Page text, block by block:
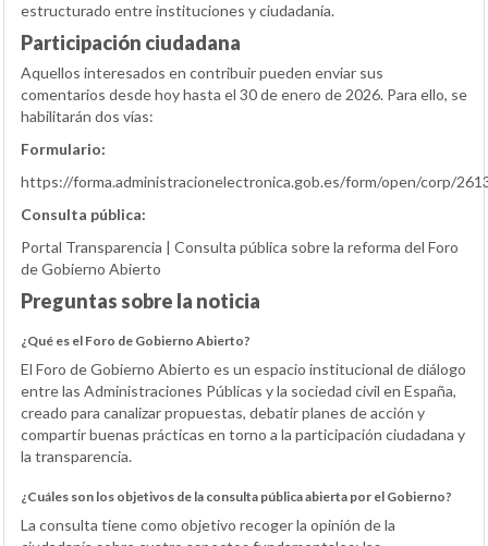
estructurado entre instituciones y ciudadanía.
Participación ciudadana
Aquellos interesados en contribuir pueden enviar sus
comentarios desde hoy hasta el 30 de enero de 2026. Para ello, se
habilitarán dos vías:
Formulario:
https://forma.administracionelectronica.gob.es/form/open/corp/
Consulta pública:
Portal Transparencia | Consulta pública sobre la reforma del Foro
de Gobierno Abierto
Preguntas sobre la noticia
¿Qué es el Foro de Gobierno Abierto?
El Foro de Gobierno Abierto es un espacio institucional de diálogo
entre las Administraciones Públicas y la sociedad civil en España,
creado para canalizar propuestas, debatir planes de acción y
compartir buenas prácticas en torno a la participación ciudadana y
la transparencia.
¿Cuáles son los objetivos de la consulta pública abierta por el Gobierno?
La consulta tiene como objetivo recoger la opinión de la